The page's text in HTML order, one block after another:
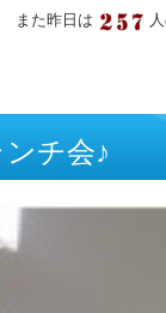
また昨日は
チ会♪